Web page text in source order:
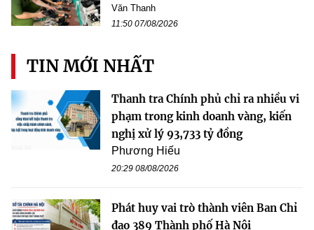
Văn Thanh
11:50 07/08/2026
TIN MỚI NHẤT
Thanh tra Chính phủ chỉ ra nhiều vi
phạm trong kinh doanh vàng, kiến
nghị xử lý 93,733 tỷ đồng
Phương Hiếu
20:29 08/08/2026
Phát huy vai trò thành viên Ban Chỉ
đạo 389 Thành phố Hà Nội